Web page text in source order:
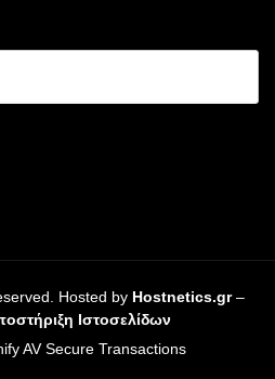
Hosted by Hostnetics.gr–
Ιστοσελίδων
AV Secure Transactions